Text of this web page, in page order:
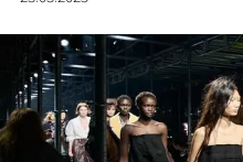
境，無論食物品質乃以創意
人打卡便了事。現在一於盤
出來，保證眼界大開。